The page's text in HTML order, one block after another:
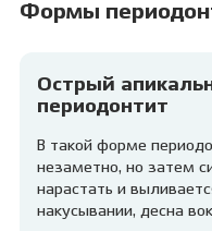
Формы
Острый
периодонтит
В такой форме
незаметно, но затем
нарастать и
накусывании, десна